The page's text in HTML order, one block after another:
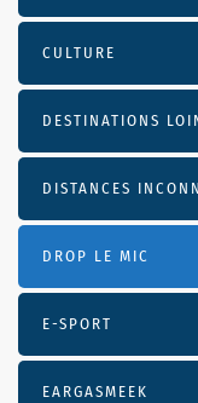
CULTURE
DESTINATIONS
DISTANCES
DROP LE MIC
E-SPORT
EARGASMEEK